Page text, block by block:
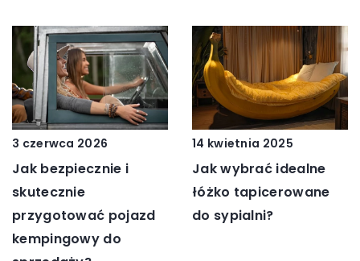
3 czerwca 2026
Jak bezpiecznie i
skutecznie
przygotować pojazd
kempingowy do
14 kwietnia 2025
Jak wybrać idealne
łóżko tapicerowane
do sypialni?